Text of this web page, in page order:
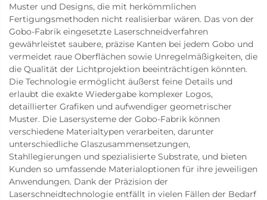
Muster und Designs, die mit herkömmlichen
Fertigungsmethoden nicht realisierbar wären. Das von der
Gobo-Fabrik eingesetzte Laserschneidverfahren
gewährleistet saubere, präzise Kanten bei jedem Gobo und
vermeidet raue Oberflächen sowie Unregelmäßigkeiten, die
die Qualität der Lichtprojektion beeinträchtigen könnten.
Die Technologie ermöglicht äußerst feine Details und
erlaubt die exakte Wiedergabe komplexer Logos,
detaillierter Grafiken und aufwendiger geometrischer
Muster. Die Lasersysteme der Gobo-Fabrik können
verschiedene Materialtypen verarbeiten, darunter
unterschiedliche Glaszusammensetzungen,
Stahllegierungen und spezialisierte Substrate, und bieten
Kunden so umfassende Materialoptionen für ihre jeweiligen
Anwendungen. Dank der Präzision der
Laserschneidtechnologie entfällt in vielen Fällen der Bedarf